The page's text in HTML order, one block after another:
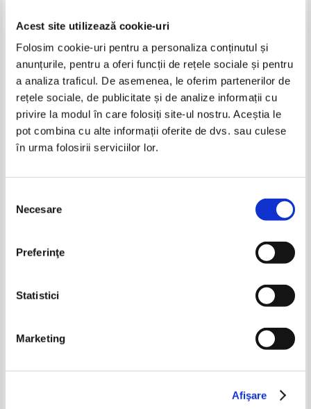
Acest site utilizează cookie-uri
Folosim cookie-uri pentru a personaliza conținutul și
anunțurile, pentru a oferi funcții de rețele sociale și pentru
a analiza traficul. De asemenea, le oferim partenerilor de
rețele sociale, de publicitate și de analize informații cu
privire la modul în care folosiți site-ul nostru. Aceștia le
pot combina cu alte informații oferite de dvs. sau culese
în urma folosirii serviciilor lor.
consimțământului
Necesare
Preferinţe
Statistici
Marketing
Afişare
Mircea Florin Caracas - Randuri
IN STOC
Adaugă în coș
Ana Michaela Enciu - Manual de
Iubirea are spini